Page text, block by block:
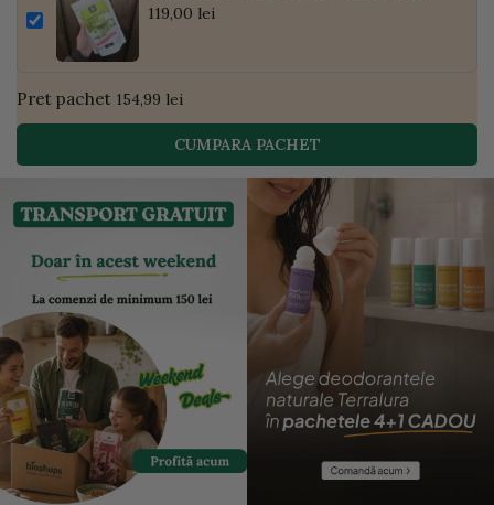
Pudră de Curmale și Ghimbir, ECO, 300g
119,00 lei
Pret pachet 154,99 lei
CUMPARA PACHET